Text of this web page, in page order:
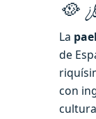
🥘
La
de
con